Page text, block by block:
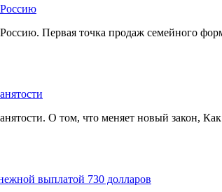
Россию
Первая точка продаж семейного
О том, что меняет новый закон,
выплатой 730 долларов